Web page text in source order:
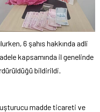
6 şahıs hakkında adli
kapsamında il genelinde
bildirildi.
madde ticareti ve